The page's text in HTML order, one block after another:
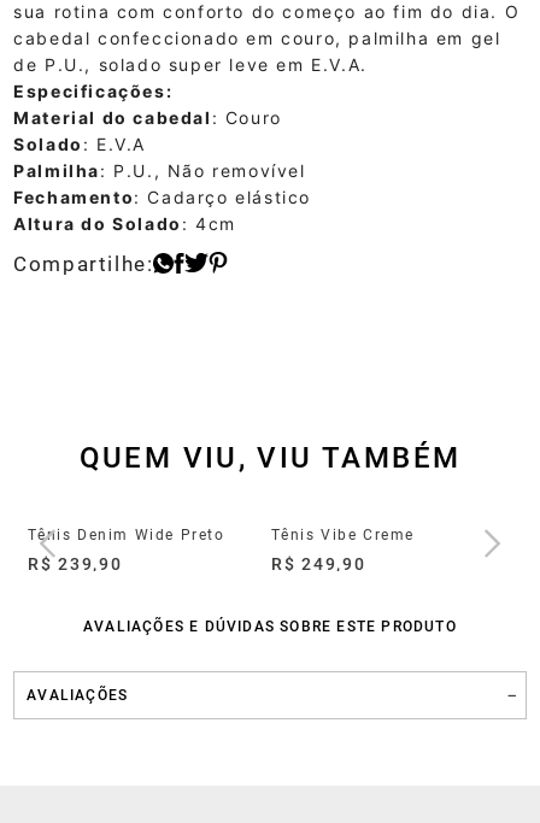
sua rotina com conforto do começo ao fim do dia. O
cabedal confeccionado em couro, palmilha em gel
de P.U., solado super leve em E.V.A.
Especificações:
Material do cabedal : Couro
Solado : E.V.A
Palmilha: P.U., Não removível
Fechamento: Cadarço elástico
Altura do Solado : 4cm
QUEM VIU, VIU TAMBÉM
Tênis Denim Wide Preto
R$ 239,90
Tênis Vibe Creme
R$ 249,90
AVALIAÇÕES E DÚVIDAS SOBRE ESTE PRODUTO
AVALIAÇÕES